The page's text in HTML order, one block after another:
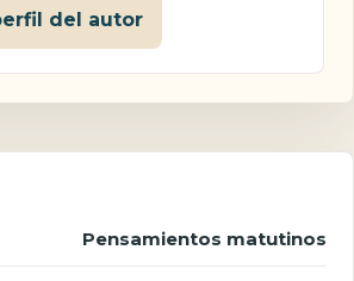
del autor
Pensamientos matutinos